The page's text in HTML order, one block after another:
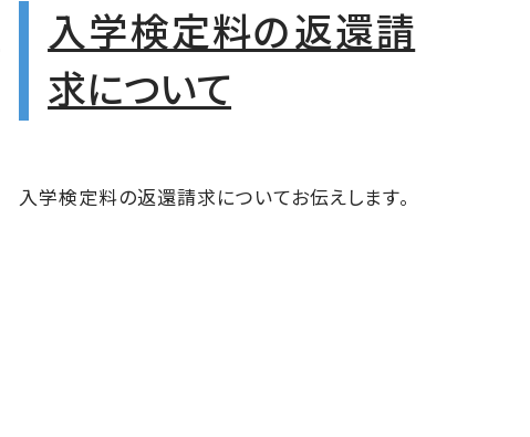
入学検定料の返還請
求について
入学検定料の返還請求についてお伝えします。